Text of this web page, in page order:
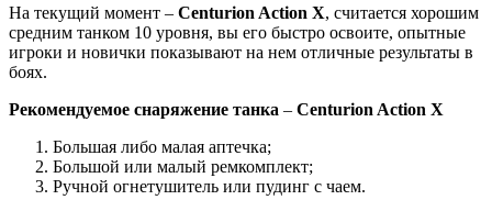
На текущий момент – CenturionAction X, считается хорошим
средним танком 10 уровня, вы его быстро освоите, опытные
игроки и новички показывают на нем отличные результаты в
боях.
Рекомендуемое снаряжение танка – CenturionAction X
Большая либо малая аптечка;
Большой или малый ремкомплект;
Ручной огнетушитель или пудинг с чаем.